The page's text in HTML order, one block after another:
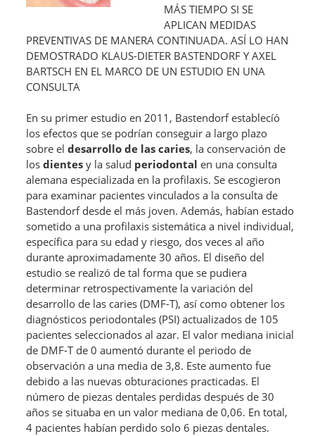
MÁS TIEMPO SI SE
APLICAN MEDIDAS
PREVENTIVAS DE MANERA CONTINUADA. ASÍ LO HAN
DEMOSTRADO KLAUS-DIETER BASTENDORF Y AXEL
BARTSCH EN EL MARCO DE UN ESTUDIO EN UNA
CONSULTA
En su primer estudio en 2011, Bastendorf establecíó
los efectos que se podrían conseguir a largo plazo
sobre eldesarrollo de las caries, la conservación de
losdientes y la salud periodontal en una consulta
alemana especializada en la profilaxis. Se escogieron
para examinar pacientes vinculados a la consulta de
Bastendorf desde el más joven. Además, habían estado
sometido a una profilaxis sistemática a nivel individual,
específica para su edad y riesgo, dos veces al año
durante aproximadamente 30 años. El diseño del
estudio se realizó de tal forma que se pudiera
determinar retrospectivamente la variación del
desarrollo de las caries (DMF-T), así como obtener los
diagnósticos periodontales (PSI) actualizados de 105
pacientes seleccionados al azar. El valor mediana inicial
de DMF-T de 0 aumentó durante el periodo de
observación a una media de 3,8. Este aumento fue
debido a las nuevas obturaciones practicadas. El
número de piezas dentales perdidas después de 30
años se situaba en un valor mediana de 0,06. En total,
4 pacientes habían perdido solo 6 piezas dentales.